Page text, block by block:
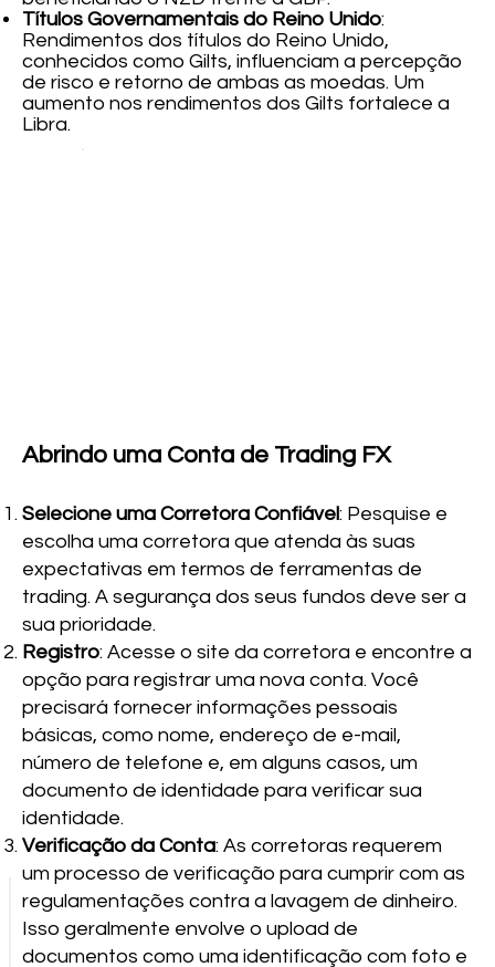
Títulos Governamentais do Reino Unido:
Rendimentos dos títulos do Reino Unido,
conhecidos como Gilts, influenciam a percepção
de risco e retorno de ambas as moedas. Um
aumento nos rendimentos dos Gilts fortalece a
Libra.
Abrindo uma Conta de Trading FX
Selecione uma Corretora Confiável: Pesquise e
escolha uma corretora que atenda às suas
expectativas em termos de ferramentas de
trading. A segurança dos seus fundos deve ser a
sua prioridade.
Registro: Acesse o site da corretora e encontre a
opção para registrar uma nova conta. Você
precisará fornecer informações pessoais
básicas, como nome, endereço de e-mail,
número de telefone e, em alguns casos, um
documento de identidade para verificar sua
identidade.
Verificação da Conta: As corretoras requerem
um processo de verificação para cumprir com as
regulamentações contra a lavagem de dinheiro.
Isso geralmente envolve o upload de
documentos como uma identificação com foto e